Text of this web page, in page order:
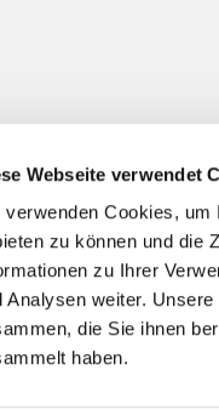
Webseite verwendet
verwenden Cookies, um
zu können und die
zu Ihrer
Analysen weiter.
die Sie ihnen
haben.